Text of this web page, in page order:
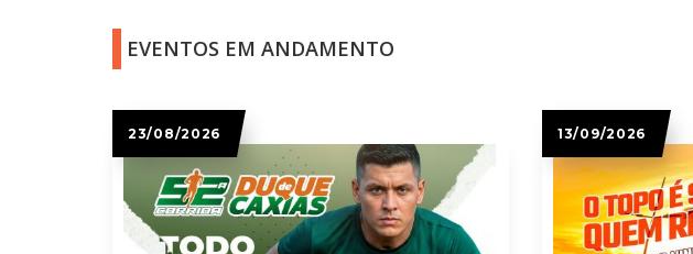
EVENTOS EM ANDAMENTO
23/08/2026 13/09/2026